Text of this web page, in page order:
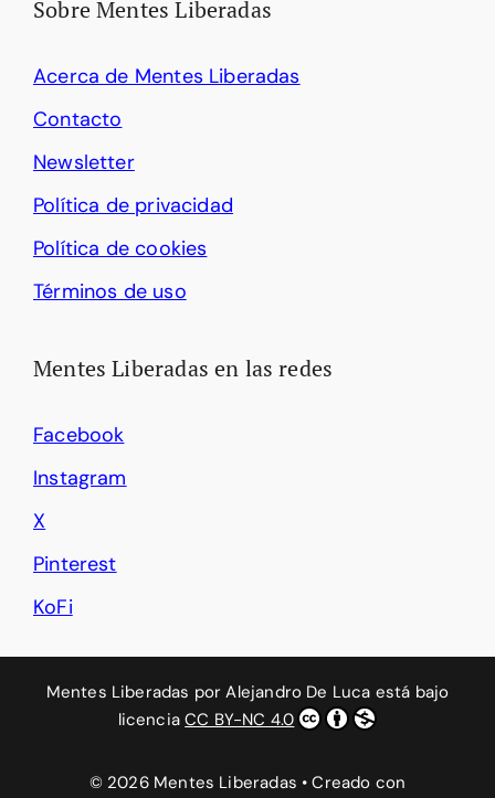
Sobre Mentes Liberadas
Acerca de Mentes Liberadas
Contacto
Newsletter
Política de privacidad
Política de cookies
Términos de uso
Mentes Liberadas en las redes
Facebook
Instagram
X
Pinterest
KoFi
Mentes Liberadas porAlejandro De Luca está bajo
licenciaCC BY-NC 4.0
© 2026 Mentes Liberadas • Creado con